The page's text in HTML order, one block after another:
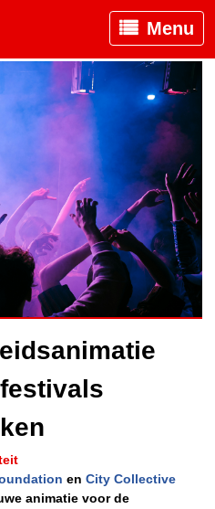
Menu
en City Collective
animatie voor de